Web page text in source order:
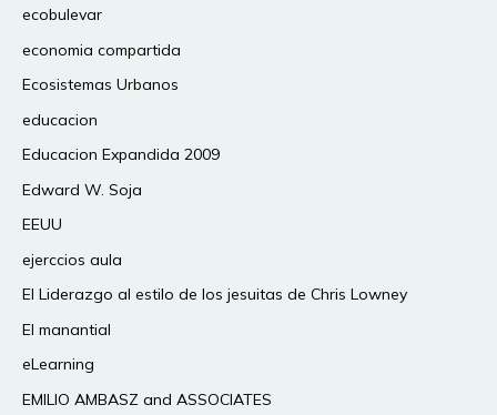
ecobulevar
economia compartida
Ecosistemas Urbanos
educacion
Educacion Expandida 2009
Edward W. Soja
EEUU
ejerccios aula
El Liderazgo al estilo de los jesuitas de Chris Lowney
El manantial
eLearning
EMILIO AMBASZ and ASSOCIATES